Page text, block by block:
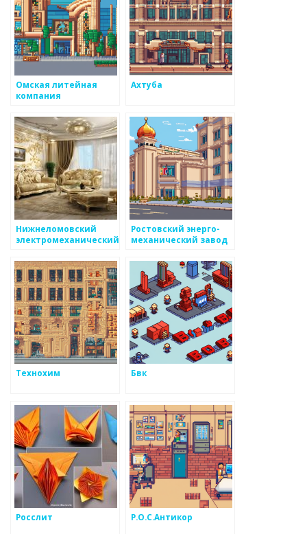
Омская литейная
компания
Ахтуба
Нижнеломовский
электромеханический
Ростовский энерго-
механический завод
Технохим Бвк
Росслит Р.О.С.Антикор